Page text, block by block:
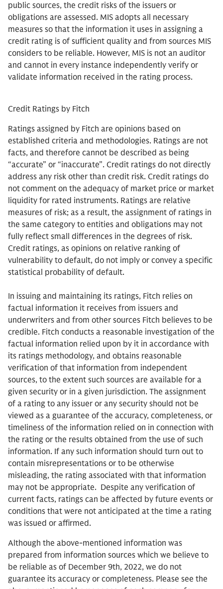
public sources, the credit risks of the issuers or
obligations are assessed. MIS adopts all necessary
measures so that the information it uses in assigning a
credit rating is of sufficient quality and from sources MIS
considers to be reliable. However, MIS is not an auditor
and cannot in every instance independently verify or
validate information received in the rating process.
Credit Ratings by Fitch
Ratings assigned by Fitch are opinions based on
established criteria and methodologies. Ratings are not
facts, and therefore cannot be described as being
“accurate” or “inaccurate”. Credit ratings do not directly
address any risk other than credit risk. Credit ratings do
not comment on the adequacy of market price or market
liquidity for rated instruments. Ratings are relative
measures of risk; as a result, the assignment of ratings in
the same category to entities and obligations may not
fully reflect small differences in the degrees of risk.
Credit ratings, as opinions on relative ranking of
vulnerability to default, do not imply or convey a specific
statistical probability of default.
In issuing and maintaining its ratings, Fitch relies on
factual information it receives from issuers and
underwriters and from other sources Fitch believes to be
credible. Fitch conducts a reasonable investigation of the
factual information relied upon by it in accordance with
its ratings methodology, and obtains reasonable
verification of that information from independent
sources, to the extent such sources are available for a
given security or in a given jurisdiction. The assignment
of a rating to any issuer or any security should not be
viewed as a guarantee of the accuracy, completeness, or
timeliness of the information relied on in connection with
the rating or the results obtained from the use of such
information. If any such information should turn out to
contain misrepresentations or to be otherwise
misleading, the rating associated with that information
may not be appropriate. Despite any verification of
current facts, ratings can be affected by future events or
conditions that were not anticipated at the time a rating
was issued or affirmed.
Although the above-mentioned information was
prepared from information sources which we believe to
be reliable as of December 9th, 2022, we do not
guarantee its accuracy or completeness. Please see the